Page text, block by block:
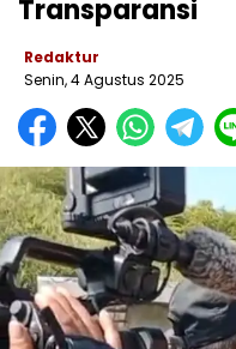
Transparansi
Redaktur
Senin, 4 Agustus 2025